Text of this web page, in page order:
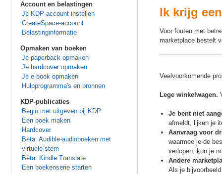
Account en belastingen
Je KDP-account instellen
CreateSpace-account
Belastinginformatie
Opmaken van boeken
Je paperback opmaken
Je hardcover opmaken
Je e-book opmaken
Hulpprogramma's en bronnen
KDP-publicaties
Begin met uitgeven bij KDP
Een boek maken
Hardcover
Bèta: Audible-audioboeken met
virtuele stem
Bèta: Kindle Translate
Een boekenserie starten
Ik krijg
Voor fouten met
marketplace bestelt
Veelvoorkomende
Lege winkelwagen.
Je bent niet
afmeldt, lijken je
Aanvraag voor
waarmee je de
verlopen, kun je
Andere
Als je